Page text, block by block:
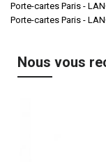
Porte-cartes Paris -
Porte-cartes Paris -
Nous vous